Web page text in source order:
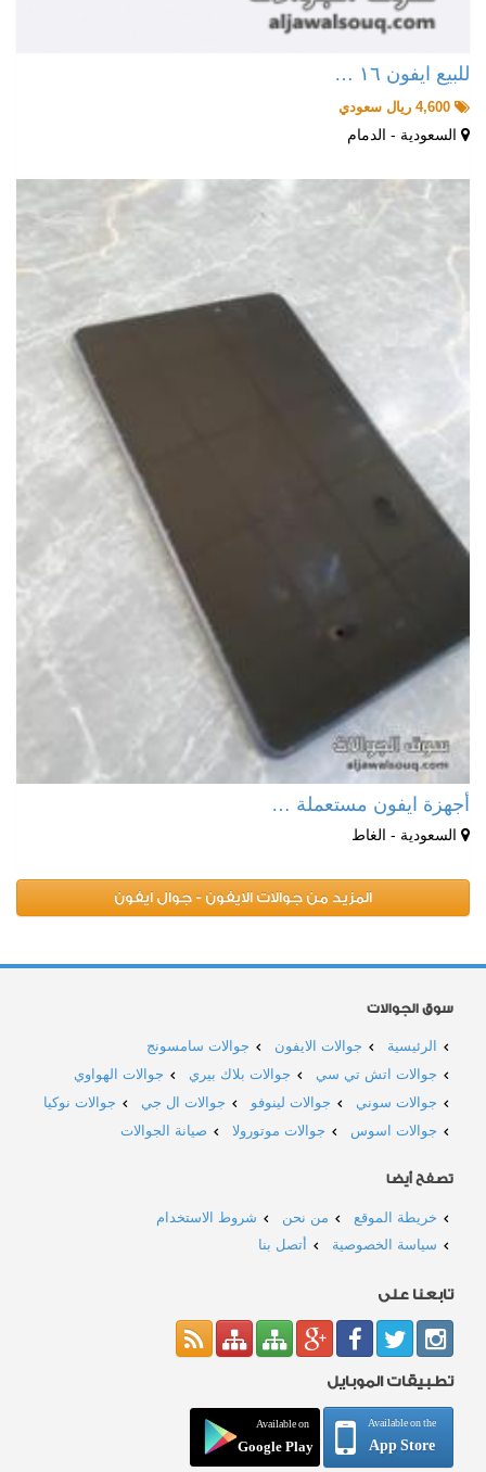
للبيع ايفون ١٦ …
السعودية - الدمام
أجهزة ايفون مستعملة …
السعودية - الغاط
المزيد من جوالات الايفون - جوال ايفون
سوق الجوالات
الرئيسية جوالات الايفون
جوالات سامسونج
جوالات اتش تي سي
جوالات بلاك بيري
جوالات الهواوي
جوالات سوني
جوالات لينوفو جوالات ال جي
جوالات نوكيا
جوالات اسوس
جوالات موتورولا صيانة الجوالات
تصفح أيضا
خريطة الموقع من نحن
شروط الاستخدام
سياسة الخصوصية
أتصل بنا
تابعنا على
تطبيقات الموبايل
Available on the
App Store
Available on
Google Play